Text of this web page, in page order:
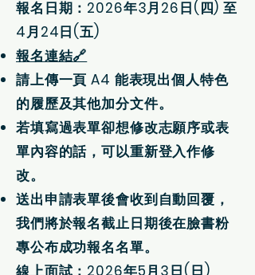
報名日期：2026年3月26日(四) 至
4月24日(五)
報名連結🔗
請上傳一頁 A4 能表現出個人特色
的履歷及其他加分文件。
若填寫過表單卻想修改志願序或表
單內容的話，可以重新登入作修
改。
送出申請表單後會收到自動回覆，
我們將於報名截止日期後在臉書粉
專公布成功報名名單。
線上面試： 2026年5月3日(日)